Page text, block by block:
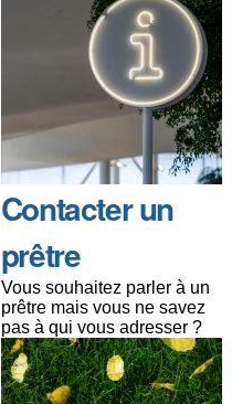
Contacter un
prêtre
Vous souhaitez parler à un
prêtre mais vous ne savez
pas à qui vous adresser ?